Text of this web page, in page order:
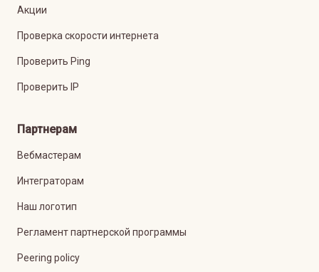
Акции
Проверка скорости интернета
Проверить Ping
Проверить IP
Партнерам
Вебмастерам
Интеграторам
Наш логотип
Регламент партнерской программы
Peering policy